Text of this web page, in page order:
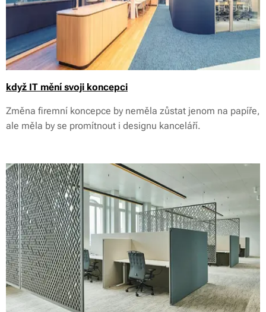
když IT mění svoji koncepci
Změna firemní koncepce by neměla zůstat jenom na papíře,
ale měla by se promítnout i designu kanceláří.